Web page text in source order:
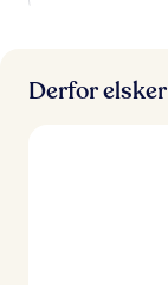
Derfor